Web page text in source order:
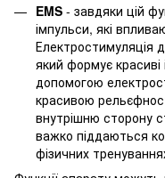
EMS - завдяки цій
імпульси, які
Електростимуляція
який формує красиві
допомогою
красивою
внутрішню сторону
важко піддаються
фізичних